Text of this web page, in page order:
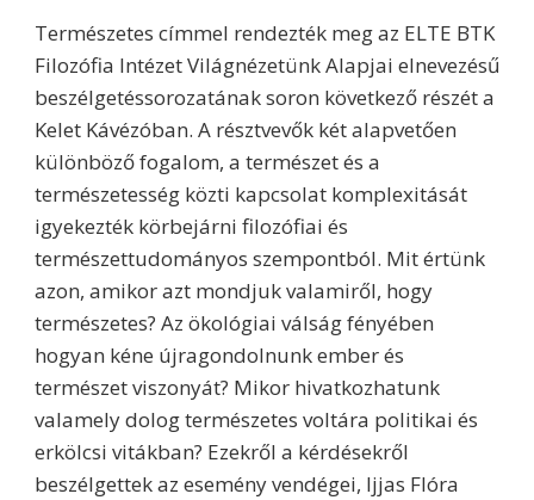
Természetes címmel rendezték meg az ELTE BTK
Filozófia Intézet Világnézetünk Alapjai elnevezésű
beszélgetéssorozatának soron következő részét a
Kelet Kávézóban. A résztvevők két alapvetően
különböző fogalom, a természet és a
természetesség közti kapcsolat komplexitását
igyekezték körbejárni filozófiai és
természettudományos szempontból. Mit értünk
azon, amikor azt mondjuk valamiről, hogy
természetes? Az ökológiai válság fényében
hogyan kéne újragondolnunk ember és
természet viszonyát? Mikor hivatkozhatunk
valamely dolog természetes voltára politikai és
erkölcsi vitákban? Ezekről a kérdésekről
beszélgettek az esemény vendégei, Ijjas Flóra